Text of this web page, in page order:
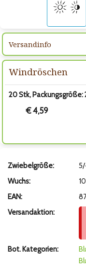
Versandinfo
Windröschen
20 Stk, Packungsgröße:
€ 4,59
Zwiebelgröße:
5/
Wuchs:
EAN:
Versandaktion:
Bot. Kategorien: